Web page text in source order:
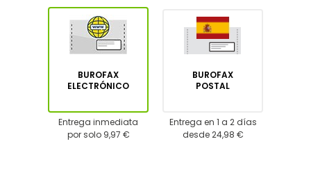
BUROFAX
ELECTRÓNICO
Entrega inmediata
por solo 9,97 €
BUROFAX
POSTAL
Entrega en 1 a 2 días
desde 24,98 €